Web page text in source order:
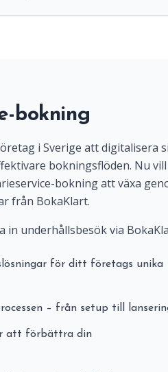
bokning
i Sverige att digitalisera
bokningsflöden. Nu
bokning att växa
från BokaKlart.
in underhållsbesök via
för ditt företags unika
– från setup till
att förbättra din